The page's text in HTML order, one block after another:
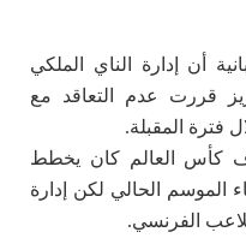
أن إدارة الناي الملكي
قررت عدم التعاقد مع
فترة المقبلة.
كأس العالم كان يخطط
الموسم الحالي لكن إدارة
الفرنسي.